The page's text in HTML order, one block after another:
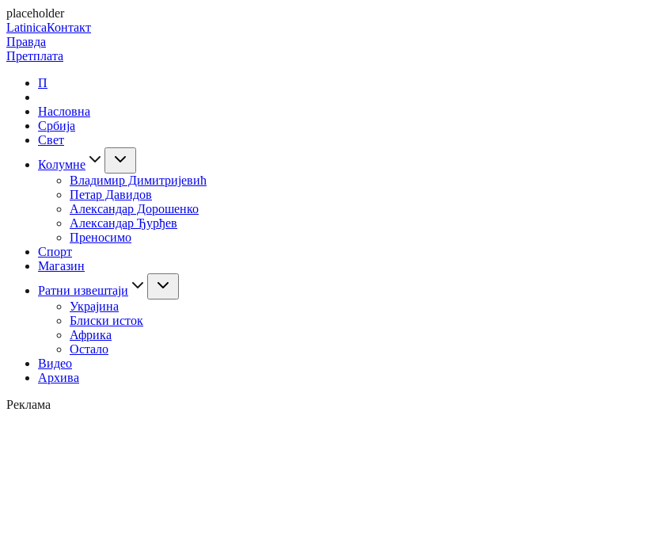
placeholder
LatinicaКонтакт
Правда
Претплата
П
Насловна
Србија
Свет
Колумне
Владимир Димитријевић
Петар Давидов
Александар Дорошенко
Александар Ђурђев
Преносимо
Спорт
Магазин
Ратни извештаји
Украјина
Блиски исток
Африка
Остало
Видео
Архива
Реклама